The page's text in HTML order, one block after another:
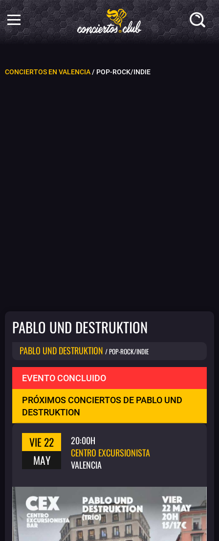
CONCIERTOS EN VALENCIA/ POP-ROCK/INDIE
PABLO UND DESTRUKTION
PABLO UND DESTRUKTION / POP-ROCK/INDIE
EVENTO CONCLUIDO
PRÓXIMOS CONCIERTOS DE PABLO UND
DESTRUKTION
VIE 22
MAY
20:00H
CENTRO EXCURSIONISTA
VALENCIA